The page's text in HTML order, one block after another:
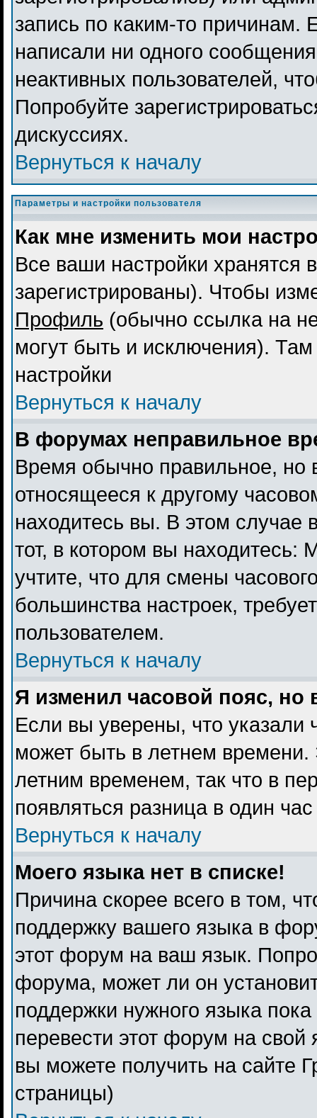
запись по каким-то причинам.
написали ни одного
неактивных пользователей,
Попробуйте
дискуссиях.
Вернуться к началу
Параметры и настройки пользователя
Как мне изменить мои
Все ваши настройки хранятся
зарегистрированы). Чтобы
Профиль (обычно ссылка на
могут быть и исключения).
настройки
Вернуться к началу
В форумах неправильное
Время обычно правильное, но
относящееся к другому
находитесь вы. В этом случае
тот, в котором вы находитесь:
учтите, что для смены
большинства настроек,
пользователем.
Вернуться к началу
Я изменил часовой пояс, но
Если вы уверены, что указали
может быть в летнем
летним временем, так что в
появляться разница в один
Вернуться к началу
Моего языка нет в списке!
Причина скорее всего в том,
поддержку вашего языка в
этот форум на ваш язык.
форума, может ли он
поддержки нужного языка
перевести этот форум на
вы можете получить на сайте
страницы)